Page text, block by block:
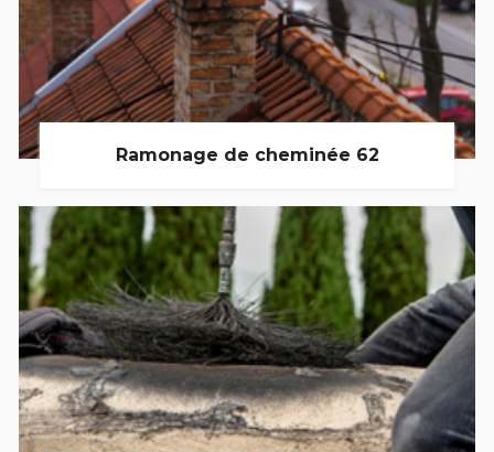
Ramonage de cheminée 62